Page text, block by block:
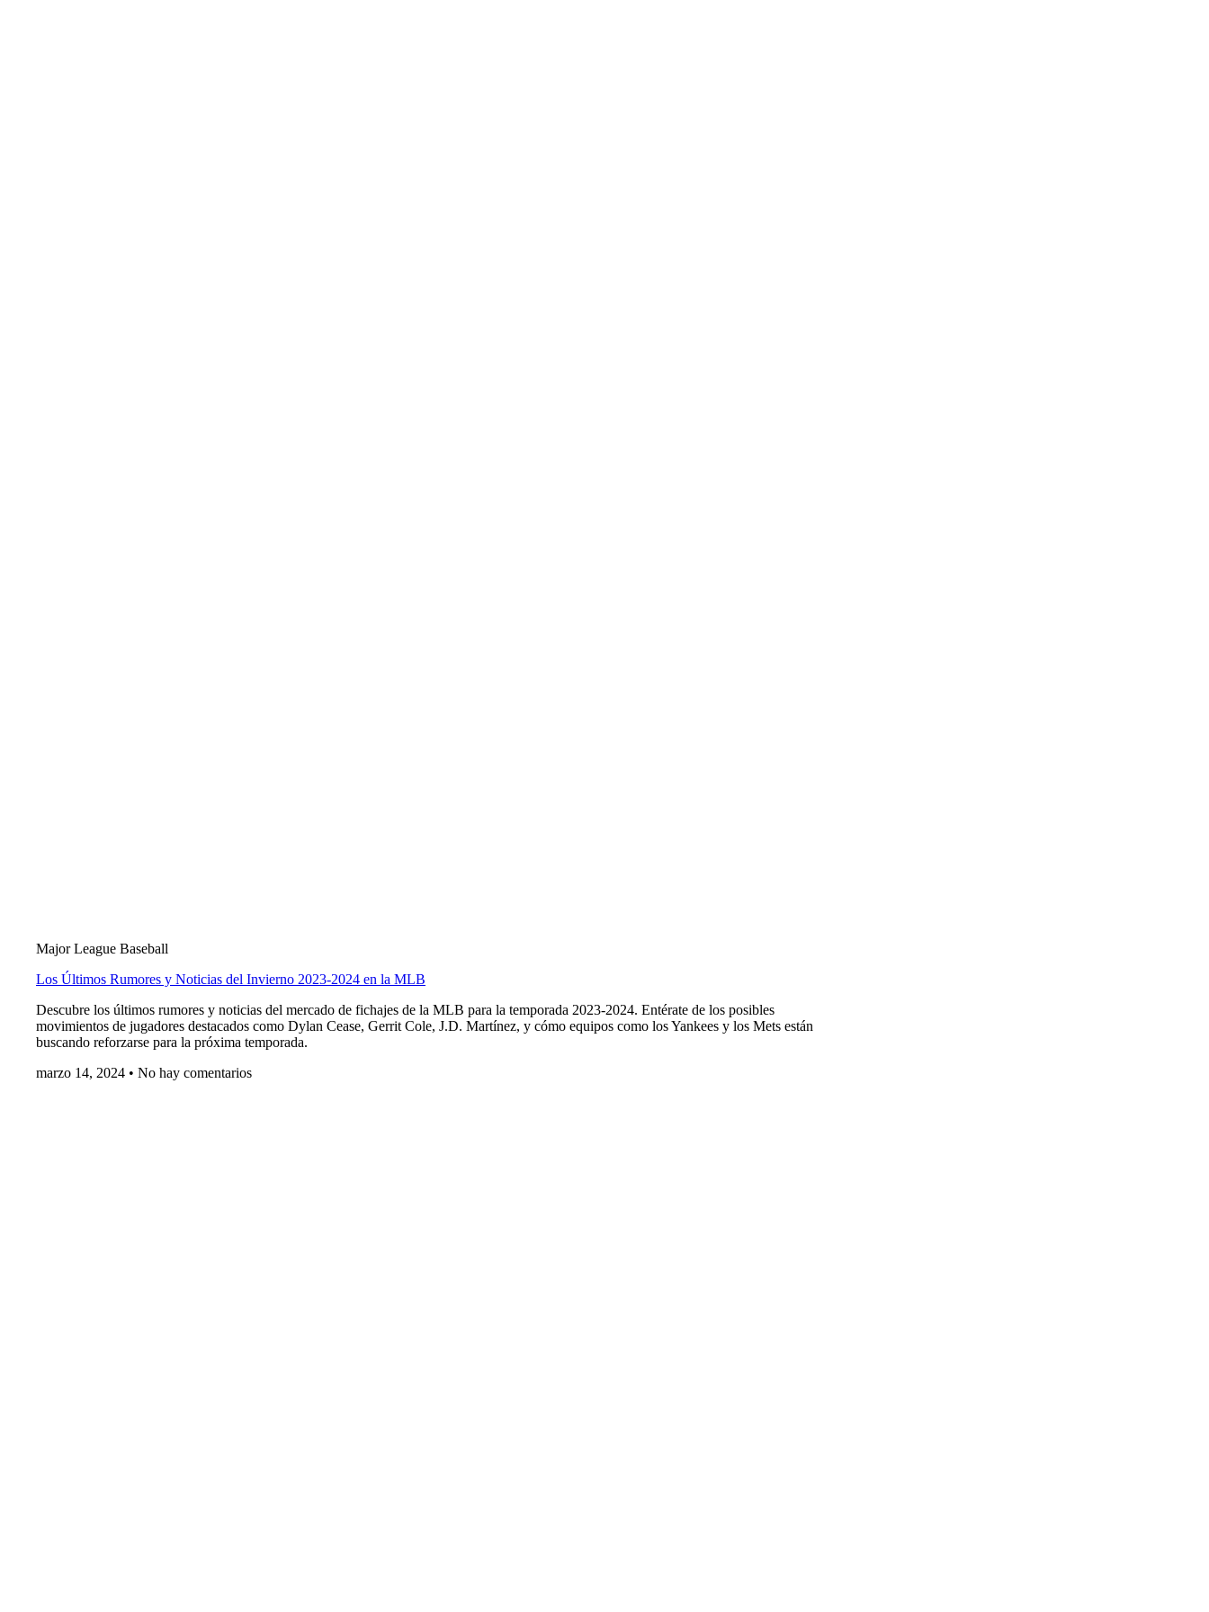
Major League Baseball
Los Últimos Rumores y Noticias del Invierno 2023-2024 en la MLB
Descubre los últimos rumores y noticias del mercado de fichajes de la MLB para la temporada 2023-2024. Entérate de los posibles
movimientos de jugadores destacados como Dylan Cease, Gerrit Cole, J.D. Martínez, y cómo equipos como los Yankees y los Mets están
buscando reforzarse para la próxima temporada.
marzo 14, 2024
No hay comentarios